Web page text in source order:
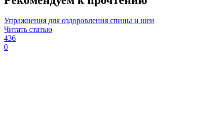
Упражнения для оздоровления спины и шеи
Читать статью
436
0